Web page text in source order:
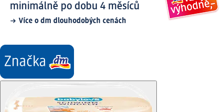
minimálně po dobu 4 měsíců
Více o dm dlouhodobých cenách